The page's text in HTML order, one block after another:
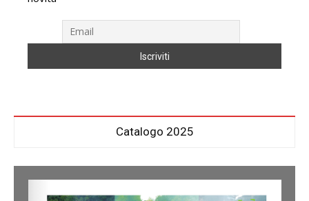
Catalogo 2025